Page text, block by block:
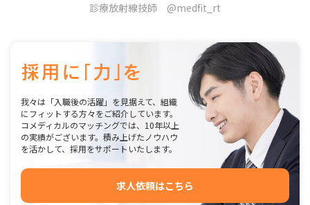
診療放射線技師 @medfit_rt
我々は「入職後の活躍」を見据えて、組織
にフィットする方々をご紹介しています。
コメディカルのマッチングでは、10年以上
の実績がございます。積み上げたノウハウ
を活かして、採用をサポートいたします。
求人依頼はこちら